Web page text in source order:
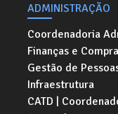
ADMINISTRAÇÃO
Coordenadoria
Finanças e
Gestão de
Infraestrutura
CATD |